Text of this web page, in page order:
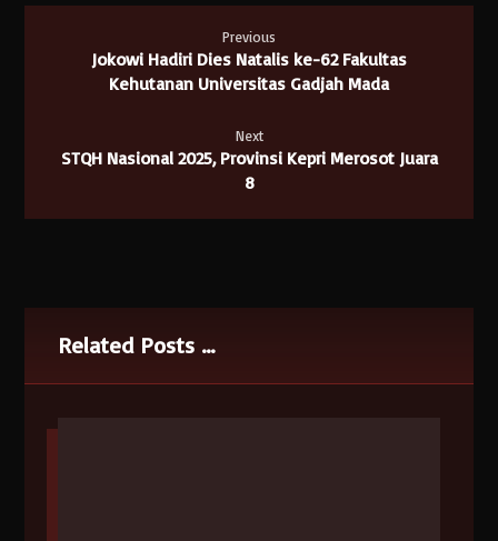
Previous
Jokowi Hadiri Dies Natalis ke-62 Fakultas
Kehutanan Universitas Gadjah Mada
Next
STQH Nasional 2025, Provinsi Kepri Merosot Juara
8
Related Posts ...